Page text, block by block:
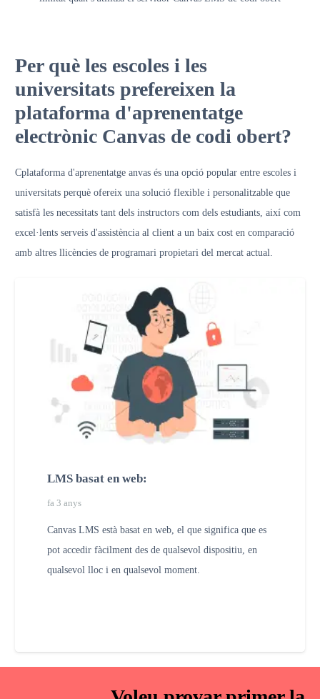
Per què les escoles i les
universitats prefereixen la
plataforma d'aprenentatge
electrònic Canvas de codi obert?
Cplataforma d'aprenentatge anvas és una opció popular entre escoles i
universitats perquè ofereix una solució flexible i personalitzable que
satisfà les necessitats tant dels instructors com dels estudiants, així com
excel·lents serveis d'assistència al client a un baix cost en comparació
amb altres llicències de programari propietari del mercat actual.
LMS basat en web:
fa 3 anys
Canvas LMS està basat en web, el que significa que es
pot accedir fàcilment des de qualsevol dispositiu, en
qualsevol lloc i en qualsevol moment.